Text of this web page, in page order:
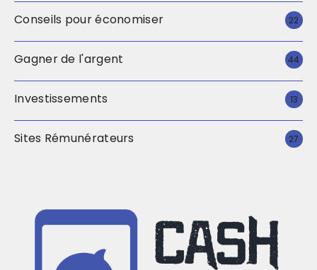
Conseils pour économiser 22
Gagner de l'argent 44
Investissements 13
Sites Rémunérateurs 27